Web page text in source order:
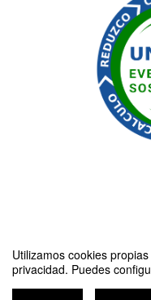
Utilizamos cookies
privacidad. Puedes
Cambiemos